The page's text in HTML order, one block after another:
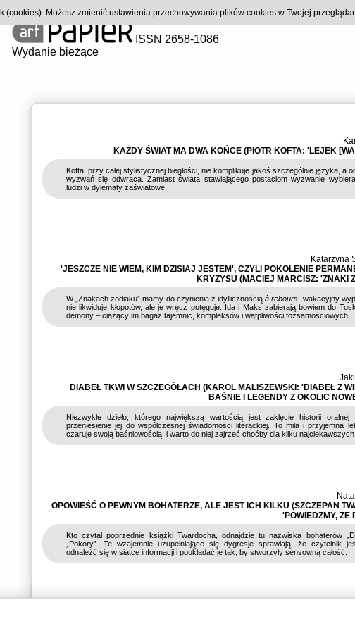
ISSN 2658-1086
Wydanie bieżące
KAŻDY ŚWIAT MA DWA KOŃCE (PIOTR KOFTA: 'LEJEK
Kofta, przy całej stylistycznej biegłości, nie komplikuje jakoś szczególnie języka, a
wyzwań się odwraca. Zamiast świata stawiającego postaciom wyzwanie
ludzi w dylematy zaświatowe.
Katarzyna
'JESZCZE NIE WIEM, KIM DZISIAJ JESTEM', CZYLI POKOLENIE
KRYZYSU (MACIEJ MARCISZ: 'ZNAKI
W „Znakach zodiaku” mamy do czynienia z idyllicznościąà rebours; wakacyjny
nie likwiduje kłopotów, ale je wręcz potęguje. Ida i Maks zabierają bowiem do
demony – ciążący im bagaż tajemnic, kompleksów i wątpliwości tożsamościowych.
DIABEŁ TKWI W SZCZEGÓŁACH (KAROL MALISZEWSKI: 'DIABEŁ Z
BAŚNIE I LEGENDY Z OKOLIC
Niezwykłe dzieło, którego największą wartością jest zaklęcie historii
przeniesienie jej do współczesnej świadomości literackiej. To miła i przyjemna
czaruje swoją baśniowością, i warto do niej zajrzeć choćby dla kilku najciekawszych
OPOWIEŚĆ O PEWNYM BOHATERZE, ALE JEST ICH KILKU (SZCZEPAN
'POWIEDZMY, ŻE
Kto czytał poprzednie książki Twardocha, odnajdzie tu nazwiska bohaterów
„Pokory”. Te wzajemnie uzupełniające się dygresje sprawiają, że czytelnik
odnaleźć się w siatce informacji i poukładać je tak, by stworzyły sensowną całość.
(cookies). Możesz zmienić ustawienia przechowywania plików cookies w Twojej